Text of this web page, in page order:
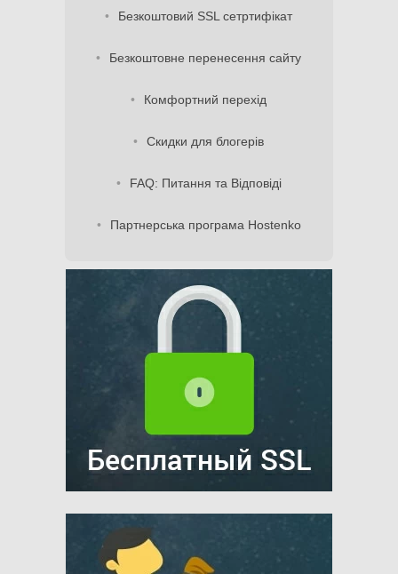
Безкоштовий SSL сетртифікат
Безкоштовне перенесення сайту
Комфортний перехід
Скидки для блогерів
FAQ: Питання та Відповіді
Партнерська програма Hostenko